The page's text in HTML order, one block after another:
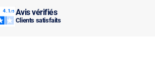
Avis vérifiés
Clients satisfaits